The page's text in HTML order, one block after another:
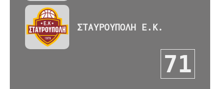
ΣΤΑΥΡΟΥΠΟΛΗ Ε.Κ.
71